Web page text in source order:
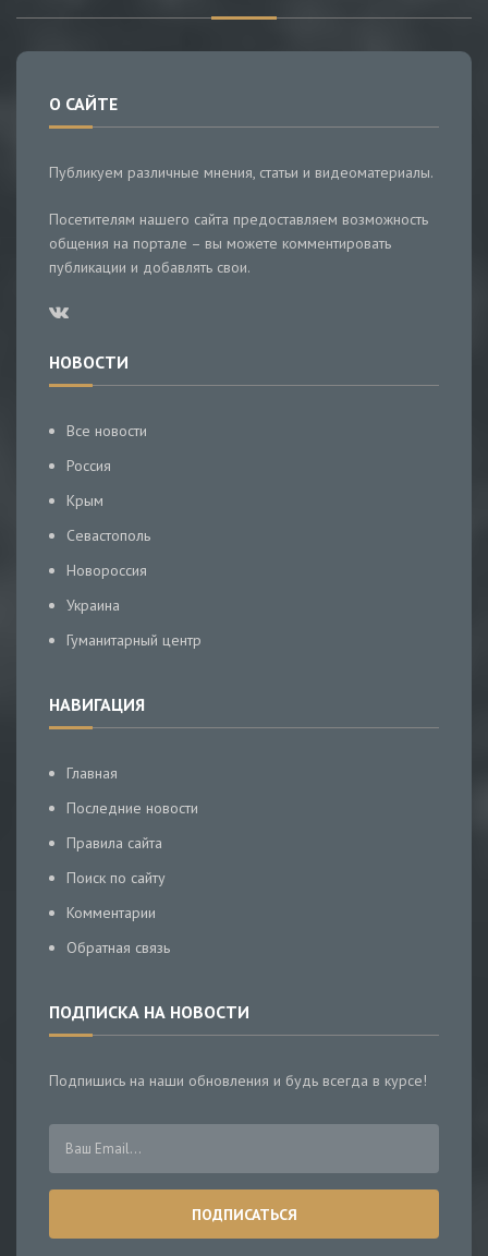
О САЙТЕ
Публикуем различные мнения, статьи и видеоматериалы.
Посетителям нашего сайта предоставляем возможность
общения на портале – вы можете комментировать
публикации и добавлять свои.
НОВОСТИ
Все новости
Россия
Крым
Севастополь
Новороссия
Украина
Гуманитарный центр
НАВИГАЦИЯ
Главная
Последние новости
Правила сайта
Поиск по сайту
Комментарии
Обратная связь
ПОДПИСКА НА НОВОСТИ
Подпишись на наши обновления и будь всегда в курсе!